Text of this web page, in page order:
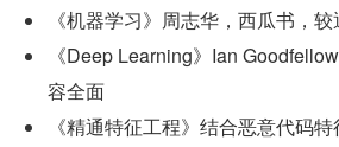
《机器学习》周志华，西瓜书，
《Deep Learning》Ian
容全面
《精通特征工程》结合恶意代码